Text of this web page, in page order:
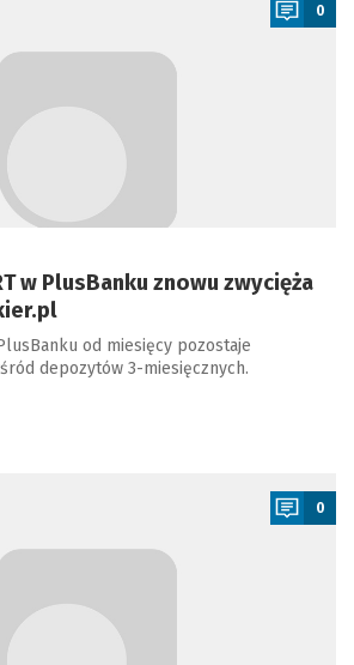
0
w PlusBanku znowu zwycięża
PlusBanku od miesięcy pozostaje
depozytów 3-miesięcznych.
0